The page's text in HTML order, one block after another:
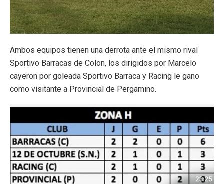
Ambos equipos tienen una derrota ante el mismo rival
Sportivo Barracas de Colon, los dirigidos por Marcelo
cayeron por goleada Sportivo Barraca y Racing le gano
como visitante a Provincial de Pergamino.